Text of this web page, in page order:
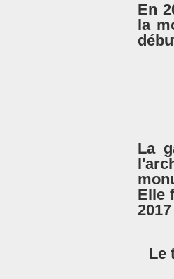
En
la
La
Elle
Le